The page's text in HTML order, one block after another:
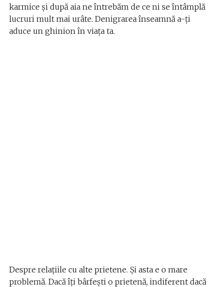
karmice şi după aia ne întrebăm de ce ni se întâmplă
lucruri mult mai urâte. Denigrarea înseamnă a-ţi
aduce un ghinion în viaţa ta.
Despre relaţiile cu alte prietene. Şi asta e o mare
problemă. Dacă îţi bârfeşti o prietenă, indiferent dacă